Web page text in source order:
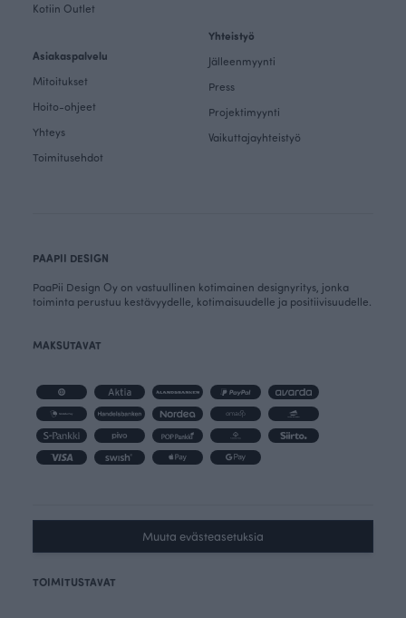
Kotiin Outlet
Asiakaspalvelu
Mitoitukset
Hoito-ohjeet
Yhteys
Toimitusehdot
Yhteistyö
Jälleenmyynti
Press
Projektimyynti
Vaikuttajayhteistyö
PAAPII DESIGN
PaaPii Design Oy on vastuullinen kotimainen designyritys, jonka
toiminta perustuu kestävyydelle, kotimaisuudelle ja positiivisuudelle.
MAKSUTAVAT
Muuta evästeasetuksia
TOIMITUSTAVAT